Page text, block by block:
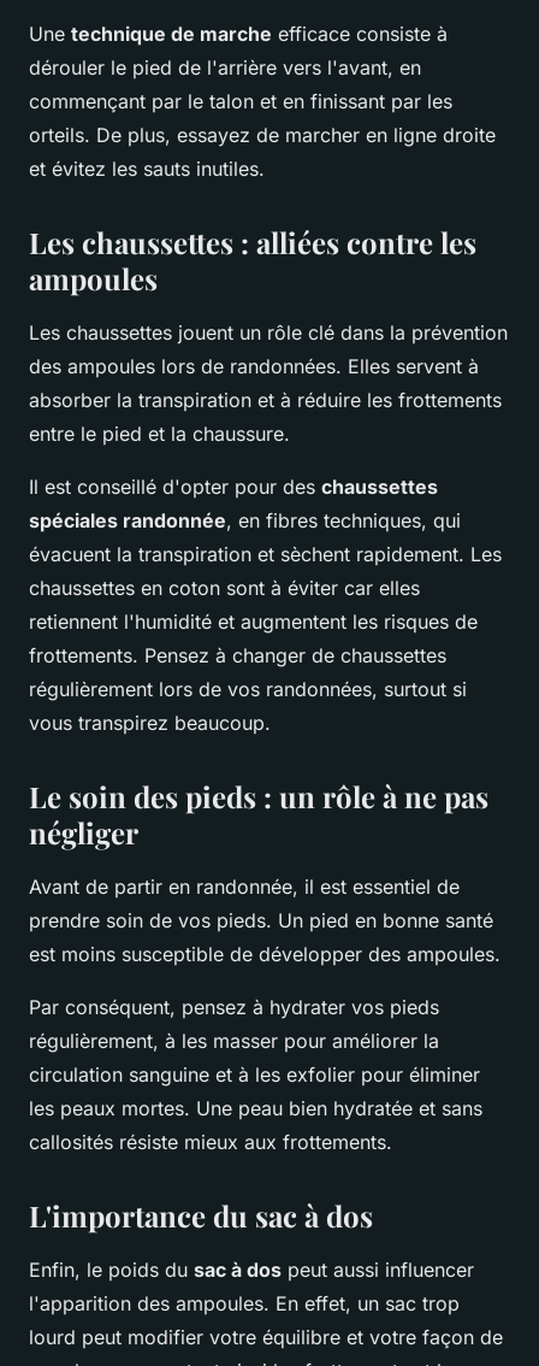
Une technique de marche efficace consiste à
dérouler le pied de l'arrière vers l'avant, en
commençant par le talon et en finissant par les
orteils. De plus, essayez de marcher en ligne droite
et évitez les sauts inutiles.
Les chaussettes : alliées contre les
ampoules
Les chaussettes jouent un rôle clé dans la prévention
des ampoules lors de randonnées. Elles servent à
absorber la transpiration et à réduire les frottements
entre le pied et la chaussure.
Il est conseillé d'opter pour des chaussettes
spéciales randonnée, en fibres techniques, qui
évacuent la transpiration et sèchent rapidement. Les
chaussettes en coton sont à éviter car elles
retiennent l'humidité et augmentent les risques de
frottements. Pensez à changer de chaussettes
régulièrement lors de vos randonnées, surtout si
vous transpirez beaucoup.
Le soin des pieds : un rôle à ne pas
négliger
Avant de partir en randonnée, il est essentiel de
prendre soin de vos pieds. Un pied en bonne santé
est moins susceptible de développer des ampoules.
Par conséquent, pensez à hydrater vos pieds
régulièrement, à les masser pour améliorer la
circulation sanguine et à les exfolier pour éliminer
les peaux mortes. Une peau bien hydratée et sans
callosités résiste mieux aux frottements.
L'importance du sac à dos
Enfin, le poids du sac à dos peut aussi influencer
l'apparition des ampoules. En effet, un sac trop
lourd peut modifier votre équilibre et votre façon de